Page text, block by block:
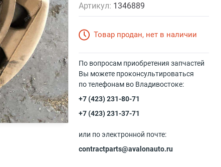
Артикул: 1346889
Товар продан, нет в наличии
По вопросам приобретения запчастей
Вы можете проконсультироваться
по телефонам во Владивостоке:
+7 (423) 231-80-71
+7 (423) 231-37-71
или по электронной почте:
contractparts@avalonauto.ru